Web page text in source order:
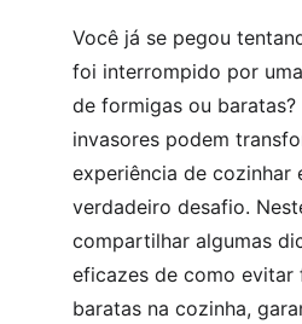
Você já se pegou
foi interrompido por
de formigas ou baratas?
invasores podem
experiência de cozinhar
verdadeiro desafio.
compartilhar algumas
eficazes de como evitar
baratas na cozinha,